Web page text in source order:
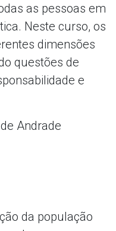
as pessoas em
Neste curso, os
dimensões
questões de
e
Andrade
da população